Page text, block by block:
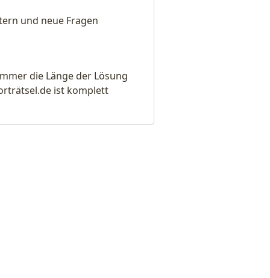
und neue Fragen
die Länge der Lösung
ist komplett